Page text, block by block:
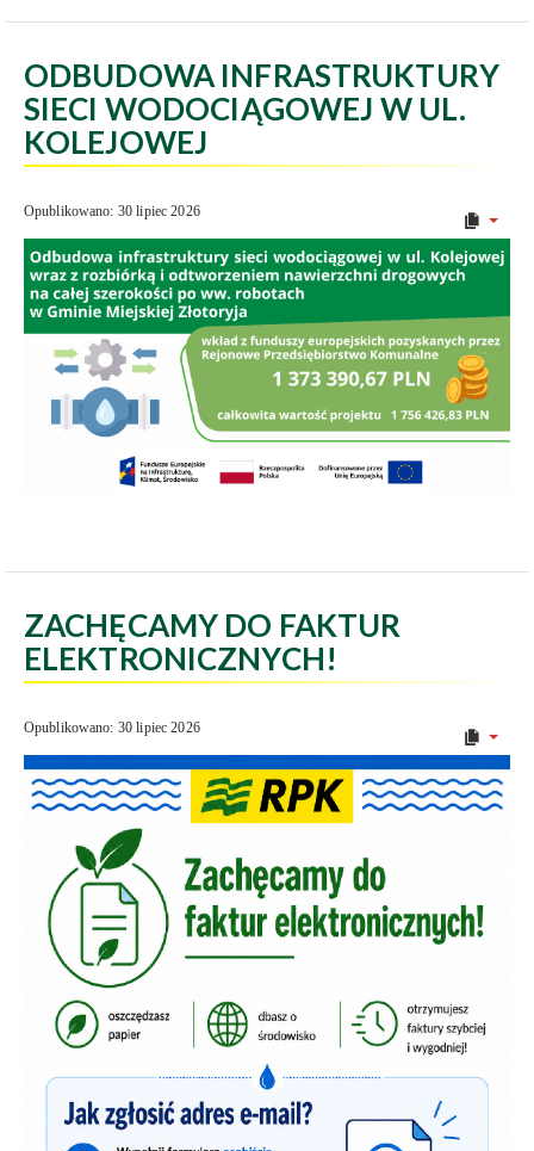
ODBUDOWA INFRASTRUKTURY
SIECI WODOCIĄGOWEJ W UL.
KOLEJOWEJ
Opublikowano: 30 lipiec 2026
ZACHĘCAMY DO FAKTUR
ELEKTRONICZNYCH!
Opublikowano: 30 lipiec 2026